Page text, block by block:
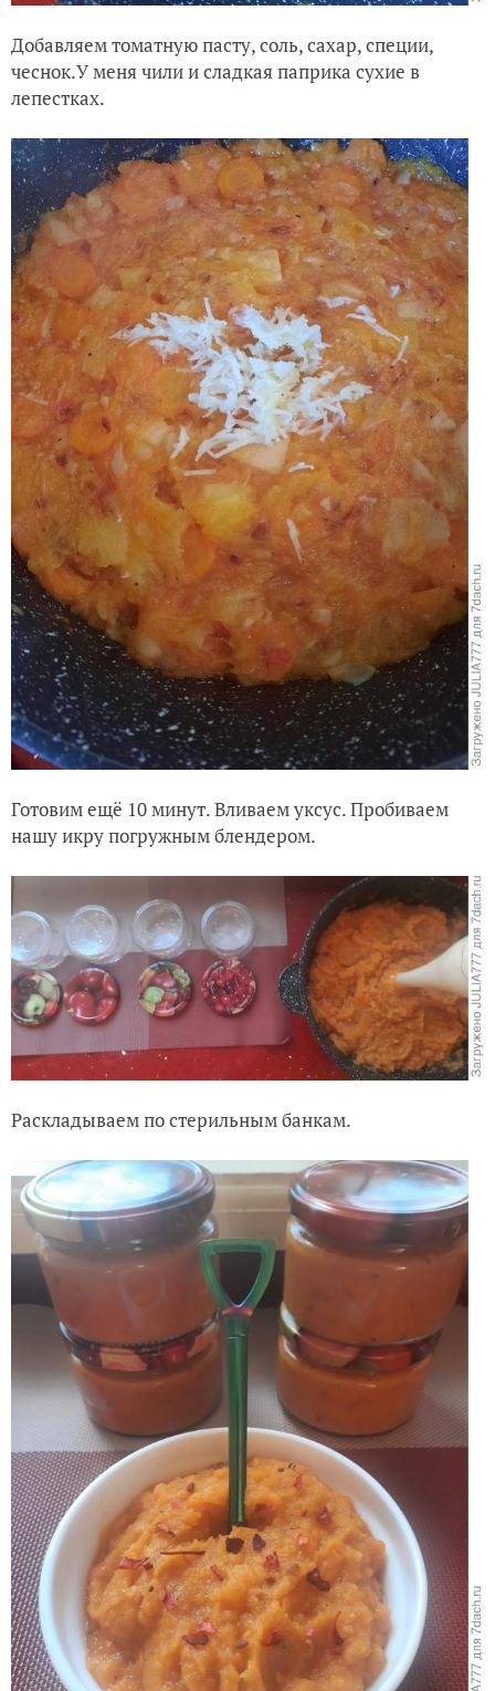
Добавляем томатную пасту, соль, сахар, специи,
чеснок.У меня чили и сладкая паприка сухие в
лепестках.
Готовим ещё 10 минут. Вливаем уксус. Пробиваем
нашу икру погружным блендером.
Раскладываем по стерильным банкам.